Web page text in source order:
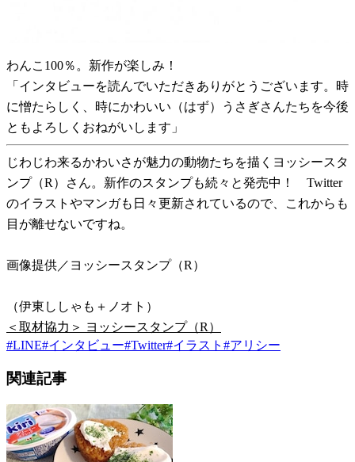
わんこ100％。新作が楽しみ！
「インタビューを読んでいただきありがとうございます。時
に憎たらしく、時にかわいい（はず）うさぎさんたちを今後
ともよろしくおねがいします」
じわじわ来るかわいさが魅力の動物たちを描くヨッシースタ
ンプ（R）さん。新作のスタンプも続々と発売中！ Twitter
のイラストやマンガも日々更新されているので、これからも
目が離せないですね。
画像提供／ヨッシースタンプ（R）
（伊東ししゃも＋ノオト）
＜取材協力＞ ヨッシースタンプ（R）
#LINE#インタビュー#Twitter#イラスト #アリシー
関連記事